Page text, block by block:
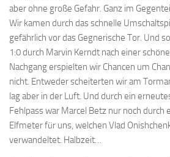
aber ohne große Gefahr. Ganz im
Wir kamen durch das schnelle
gefährlich vor das Gegnerische Tor. Und
1:0 durch Marvin Kerndt nach einer
Nachgang erspielten wir Chancen um
nicht. Entweder scheiterten wir am
lag aber in der Luft. Und durch ein
Fehlpass war Marcel Betz nur noch durch
Elfmeter für uns, welchen Vlad
verwandeltet. Halbzeit…